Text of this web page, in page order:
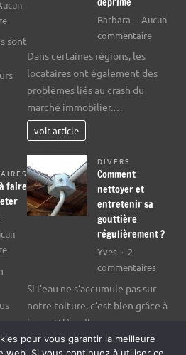
sur
spéculateurs
affectés
immobilier
sont
Barbara
Aucun
commentairesur
déprimé
Dans certaines régions, les
locataires ont également des
problèmes liés au crash du
marché immobilier.…
voir article
faire
sur
faire
d’acheter
DIVERS
Comment
nettoyer et
entretenir sa
gouttière
régulièrement ?
Yves
2
commentaires
et
Si l’eau ne s’accumule pas sur
notre toiture, c’est bien grâce à
la gouttière. Il…
voir article
pour vous garantir la meilleure